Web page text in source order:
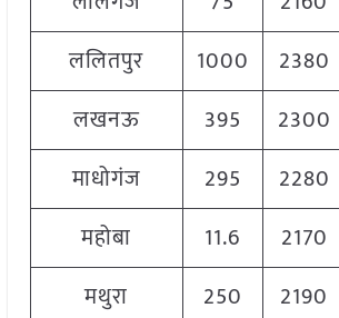
ललितपुर
1000 2380
लखनऊ
395 2300
माधोगंज
295 2280
महोबा
11.6 2170
मथुरा
250 2190